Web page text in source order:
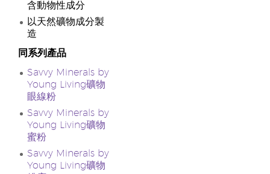
含動物性成分
以天然礦物成分製
造
同系列產品
Savvy Minerals by
Young Living礦物
眼線粉
Savvy Minerals by
Young Living礦物
蜜粉
Savvy Minerals by
Young Living礦物